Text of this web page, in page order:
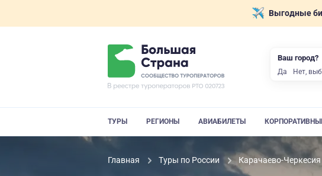
Выгодные
ТУРЫ РЕГИОНЫ АВИАБИЛЕТЫ
Главная Туры по России Карачаево-Черкесия
Ваш город?
Да Нет,